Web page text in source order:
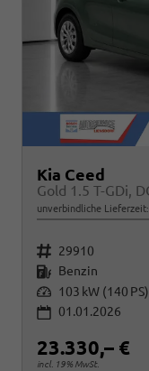
Kia Ceed
unverbindliche Lieferzeit:
Fahrzeugnr. 29910
Kraftstoff Benzin
Leistung 103 kW (140 PS)
01.01.2026
23.330,– €
incl. 19% MwSt.